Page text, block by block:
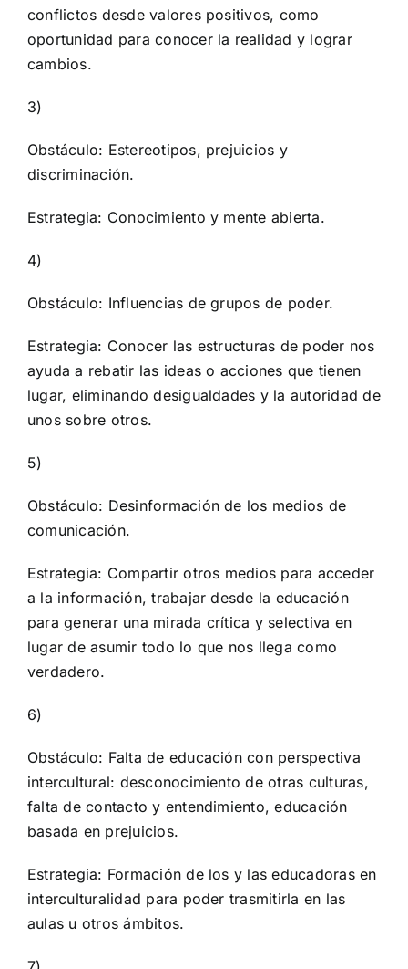
conflictos desde valores positivos, como
oportunidad para conocer la realidad y lograr
cambios.
3)
Obstáculo: Estereotipos, prejuicios y
discriminación.
Estrategia: Conocimiento y mente abierta.
4)
Obstáculo: Influencias de grupos de poder.
Estrategia: Conocer las estructuras de poder nos
ayuda a rebatir las ideas o acciones que tienen
lugar, eliminando desigualdades y la autoridad de
unos sobre otros.
5)
Obstáculo: Desinformación de los medios de
comunicación.
Estrategia: Compartir otros medios para acceder
a la información, trabajar desde la educación
para generar una mirada crítica y selectiva en
lugar de asumir todo lo que nos llega como
verdadero.
6)
Obstáculo: Falta de educación con perspectiva
intercultural: desconocimiento de otras culturas,
falta de contacto y entendimiento, educación
basada en prejuicios.
Estrategia: Formación de los y las educadoras en
interculturalidad para poder trasmitirla en las
aulas u otros ámbitos.